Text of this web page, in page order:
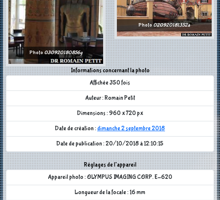
Photo 030920180856g
Informations concernant la photo
Affichée 350 fois
Auteur : Romain Petit
Dimensions : 960 x 720 px
Date de création : dimanche 2 septembre 2018
Date de publication : 20/10/2018 à 12:10:15
Réglages de l'appareil
Appareil photo : OLYMPUS IMAGING CORP. E-620
Longueur de la focale : 16 mm
Photo020920181352a